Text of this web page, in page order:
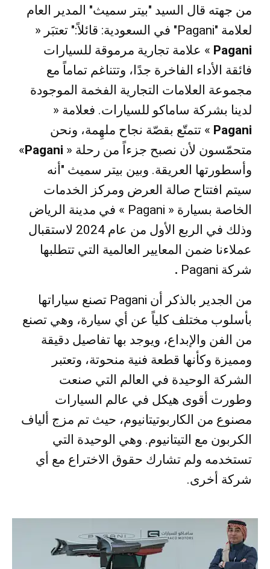
من جهته قال السيد "بيتر سميث" المدير العام
لعلامة "Pagani" في السعودية: قائلاً:" تعتبَر «
Pagani » علامة تجارية مرموقة للسيارات
فائقة الأداء الفاخرة جدًا، وتتناغم تماماً مع
مجموعة العلامات التجارية الفخمة الموجودة
لدينا بشركة ساماكو للسيارات. فعلامة «
Pagani » تتمتّع بقصّة نجاح ملهِمة، ونحن
متحمّسون لأن نصبح جزءاً من رحلة «
»
وأسطورتها العريقة. وبين بيتر سميث "أنه
سيتم افتتاح صالة العرض ومركز الخدمات
الخاصة بسيارة « Pagani » في مدينة الرياض
وذلك في الربع الأول من عام 2024 لاستقبال
عملاءنا ضمن المعايير العالمية التي تتطلبها
شركة Pagani
.
من الجدير بالذكر أن Pagani تصنع سياراتها
بأسلوب مختلف كلياً عن أي سيارة، وهي تصنع
من الفن والإبداع، ويوجد بها تفاصيل دقيقة
ومميزة وكأنها قطعة فنية منحوتة، وتعتبر
الشركة الوحيدة في العالم التي صنعت
وطورت أقوى هيكل في عالم السيارات
مصنوع من الكاربوتيتانيوم، حيث تم مزج ألياف
الكربون مع التيتانيوم. وهي الوحيدة التي
تستخدمه ولم تشارك حقوق الاختراع مع أي
شركة أخرى.